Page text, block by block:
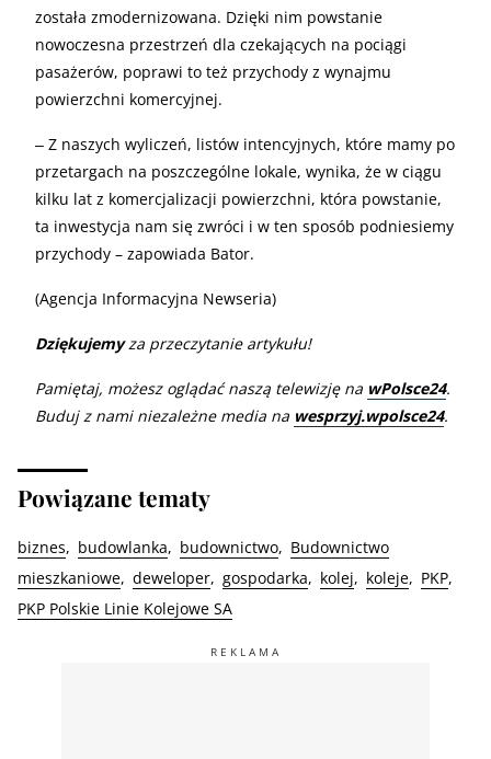
została zmodernizowana. Dzięki nim powstanie
nowoczesna przestrzeń dla czekających na pociągi
pasażerów, poprawi to też przychody z wynajmu
powierzchni komercyjnej.
‒ Z naszych wyliczeń, listów intencyjnych, które mamy po
przetargach na poszczególne lokale, wynika, że w ciągu
kilku lat z komercjalizacji powierzchni, która powstanie,
ta inwestycja nam się zwróci i w ten sposób podniesiemy
przychody – zapowiada Bator.
(Agencja Informacyjna Newseria)
Dziękujemyza przeczytanie artykułu!
Pamiętaj, możesz oglądać naszą telewizję na wPolsce24.
Buduj z nami niezależne media na wesprzyj.wpolsce24.
Powiązane tematy
biznes budowlanka budownictwo
Budownictwo
mieszkaniowe deweloper gospodarka kolej koleje
PKP
PKP Polskie Linie Kolejowe SA